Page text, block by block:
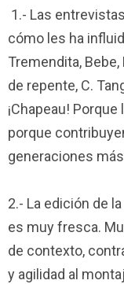
1.- Las
cómo les ha
Tremendita,
de repente, C.
¡Chapeau!
porque
generaciones
2.- La edición de
es muy fresca.
de contexto,
y agilidad al